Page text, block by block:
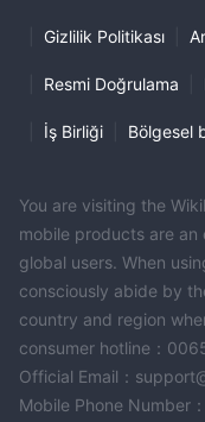
Gizlilik Politikası
Resmi Doğrulama
İş Birliği Bölgesel
You are visiting the
mobile products are
global users. When
consciously abide by
country and region
consumer hotline：
Official Email：
Mobile Phone Number